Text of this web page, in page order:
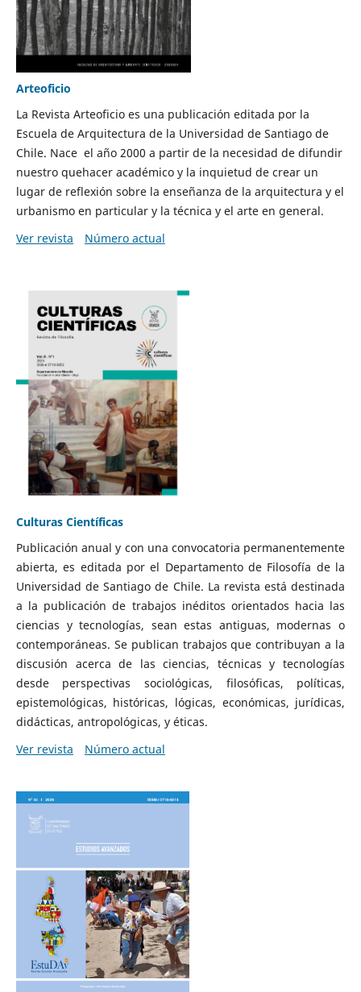
Arteoficio
La Revista Arteoficio es una publicación editada por la
Escuela de Arquitectura de la Universidad de Santiago de
Chile. Nace el año 2000 a partir de la necesidad de difundir
nuestro quehacer académico y la inquietud de crear un
lugar de reflexión sobre la enseñanza de la arquitectura y el
urbanismo en particular y la técnica y el arte en general.
Ver revista
Número actual
Culturas Científicas
Publicación anual y con una convocatoria permanentemente
abierta, es editada por el Departamento de Filosofía de la
Universidad de Santiago de Chile. La revista está destinada
a la publicación de trabajos inéditos orientados hacia las
ciencias y tecnologías, sean estas antiguas, modernas o
contemporáneas. Se publican trabajos que contribuyan a la
discusión acerca de las ciencias, técnicas y tecnologías
desde perspectivas sociológicas, filosóficas, políticas,
epistemológicas, históricas, lógicas, económicas, jurídicas,
didácticas, antropológicas, y éticas.
Ver revista
Número actual